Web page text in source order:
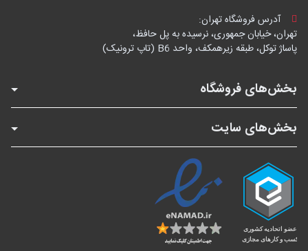
آدرس فروشگاه تهران:
تهران، خیابان جمهوری، نرسیده به پل حافظ،
پاساژ توکل، طبقه زیرهمکف، واحد B6 (تاپ ترونیک)
بخش‌های فروشگاه
بخش‌های سایت